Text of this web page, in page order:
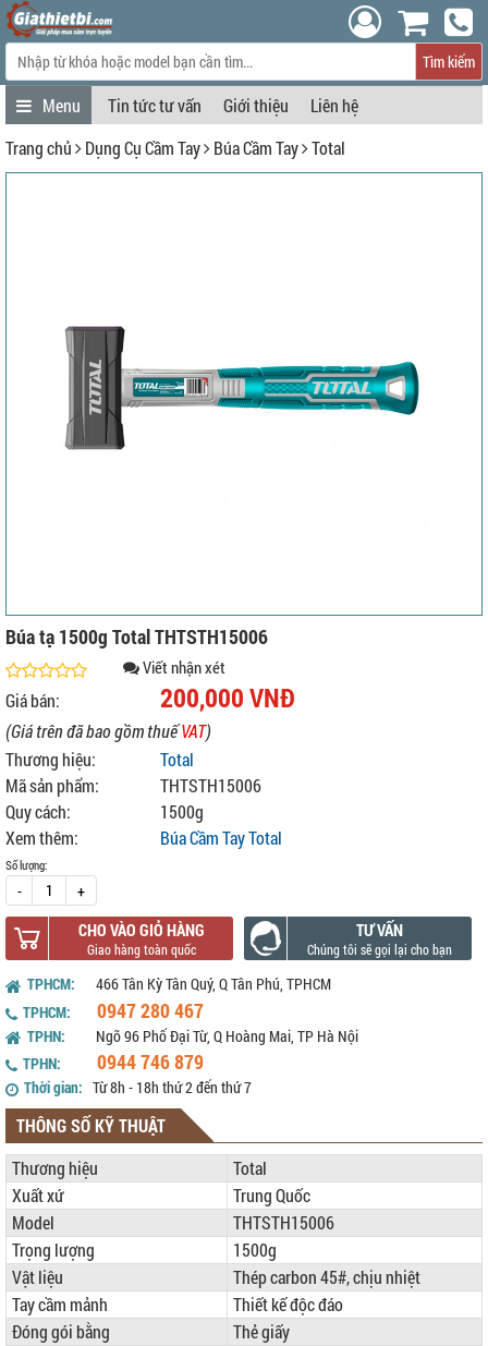
Tìm kiếm
Tin tức tư vấn Giới thiệu
Liên hệ
Trang chủ
Dụng Cụ Cầm Tay Búa Cầm Tay Total
Búa tạ 1500g Total THTSTH15006
Viết nhận xét
Giá bán: 200,000 VNĐ
(Giá trên đã bao gồm thuếVAT)
Thương hiệu:
Total
Mã sản phẩm:
THTSTH15006
Quy cách:
1500g
Xem thêm:
Búa Cầm Tay Total
Số lượng:
- +
CHO VÀO GIỎ HÀNG TƯ VẤN
TPHCM:
466 Tân Kỳ Tân Quý, Q Tân Phú, TPHCM
TPHCM:
0947 280 467
TPHN:
Ngõ 96 Phố Đại Từ, Q Hoàng Mai, TP Hà Nội
TPHN:
0944 746 879
Thời gian: Từ 8h - 18h thứ 2 đến thứ 7
THÔNG SỐ KỸ THUẬT
Thương hiệu
Total
Xuất xứ
Trung Quốc
Model
THTSTH15006
Trọng lượng
1500g
Vật liệu
Thép carbon 45#, chịu nhiệt
Tay cầm mảnh
Thiết kế độc đáo
Đóng gói bằng
Thẻ giấy